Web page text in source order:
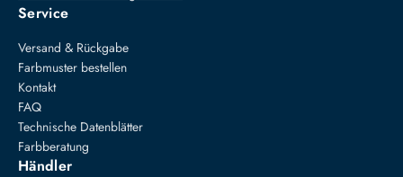
Service
Versand & Rückgabe
Farbmuster bestellen
Kontakt
FAQ
Technische Datenblätter
Farbberatung
Händler